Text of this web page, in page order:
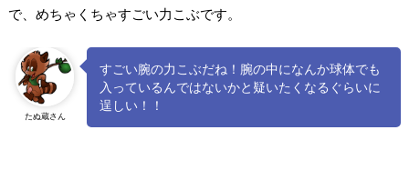
で、めちゃくちゃすごい力こぶです。
たぬ蔵さん
すごい腕の力こぶだね！腕の中になんか球体でも
入っているんではないかと疑いたくなるぐらいに
逞しい！！